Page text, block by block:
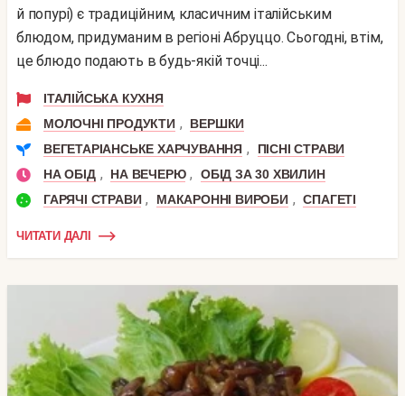
й попурі) є традиційним, класичним італійським
блюдом, придуманим в регіоні Абруццо. Сьогодні, втім,
це блюдо подають в будь-якій точці...
ІТАЛІЙСЬКА КУХНЯ
МОЛОЧНІ ПРОДУКТИ ,
ВЕРШКИ
ВЕГЕТАРІАНСЬКЕ ХАРЧУВАННЯ ,
ПІСНІ СТРАВИ
НА ОБІД , НА ВЕЧЕРЮ ,
ОБІД ЗА 30 ХВИЛИН
ГАРЯЧІ СТРАВИ , МАКАРОННІ ВИРОБИ , СПАГЕТІ
ЧИТАТИ ДАЛІ